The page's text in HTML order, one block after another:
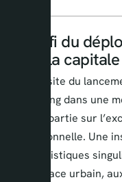
Le défi du
dans la capitale
La réussite du
marketing dans une
grande partie sur
opérationnelle. Une
défis logistiques
de l’espace urbain,